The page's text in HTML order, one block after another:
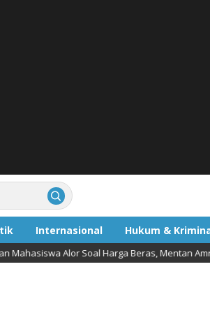
Internasional
Hukum &
Alor Soal Harga Beras, Mentan Amran